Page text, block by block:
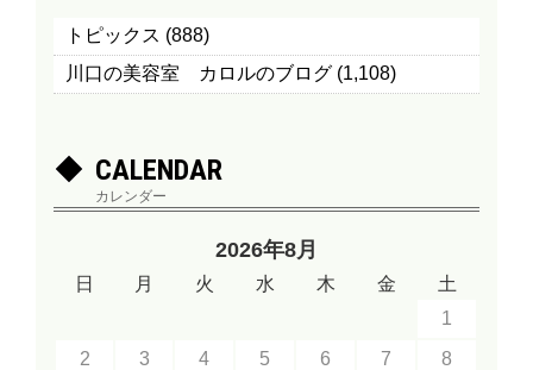
トピックス (888)
川口の美容室 カロルのブログ (1,108)
CALENDAR
カレンダー
2026年8月
日 月 火 水 木 金
土
1
2
3 4 5 6 7
8